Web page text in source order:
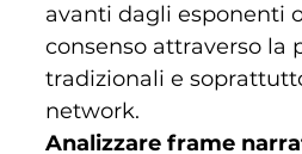
avanti dagli esponenti
consenso attraverso la
tradizionali e
network.
Analizzare frame